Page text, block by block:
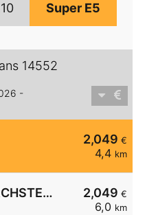
Super E5
14552
-
2,049 €
4,4 km
2,049 €
6,0 km
JET POTSDAM ZUM KIRCHSTEIGFELD 3